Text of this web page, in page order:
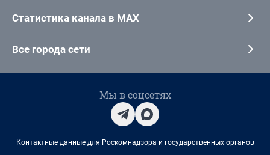
Статистика канала в MAX
Все города сети
Мы в соцсетях
Контактные данные для Роскомнадзора и государственных органов